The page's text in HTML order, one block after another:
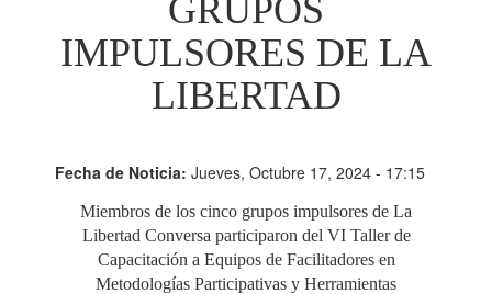
GRUPOS
IMPULSORES DE LA
LIBERTAD
Fecha de Noticia: Jueves, Octubre 17, 2024 - 17:15
Miembros de los cinco grupos impulsores de La
Libertad Conversa participaron del VI Taller de
Capacitación a Equipos de Facilitadores en
Metodologías Participativas y Herramientas